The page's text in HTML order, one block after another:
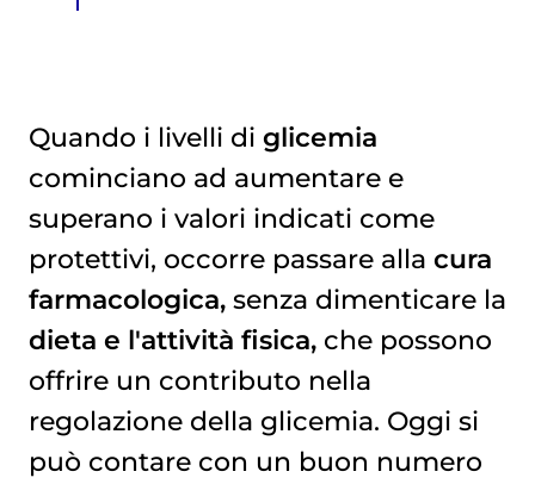
Quando i livelli di glicemia
cominciano ad aumentare e
superano i valori indicati come
protettivi, occorre passare alla cura
farmacologica, senza dimenticare la
dieta e l'attività fisica,che possono
offrire un contributo nella
regolazione della glicemia. Oggi si
può contare con un buon numero